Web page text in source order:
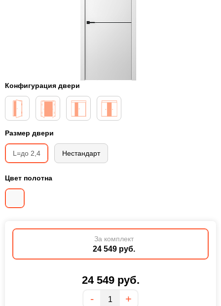
Конфигурация двери
Размер двери
L=до 2,4 Нестандарт
Цвет полотна
24 549руб.
Количество
- +
За комплект
24 549 руб.